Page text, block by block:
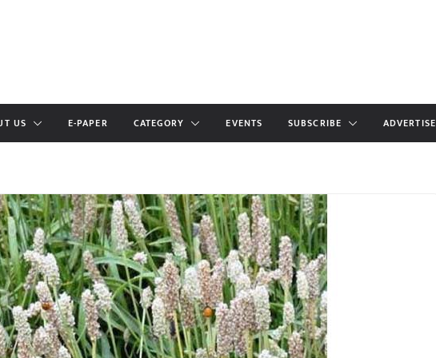
US E-PAPER CATEGORY EVENTS SUBSCRIBE ADVERTISE